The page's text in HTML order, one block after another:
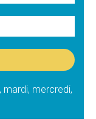
mardi, mercredi,